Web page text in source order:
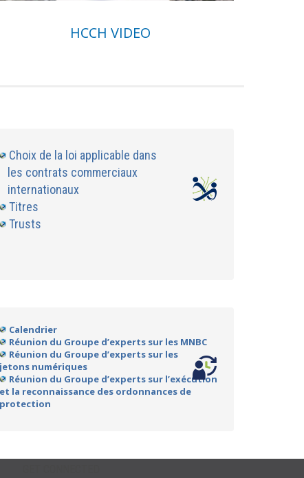
HCCH VIDEO
Choix de la loi applicable dans
les contrats commerciaux
internationaux
Titres
Trusts
Calendrier
Réunion du Groupe d’experts sur les MNBC
Réunion du Groupe d’experts sur les
jetons numériques
Réunion du Groupe d’experts sur l’exécution
et la reconnaissance des ordonnances de
protection